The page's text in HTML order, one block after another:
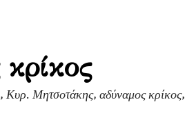
Κυρ. Μητσοτάκης, αδύναμος κρίκος,